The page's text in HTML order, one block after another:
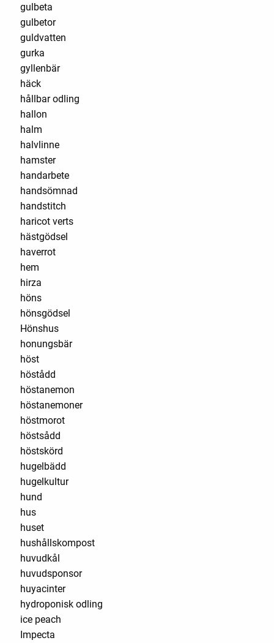
gulbeta
gulbetor
guldvatten
gurka
gyllenbär
häck
hållbar odling
hallon
halm
halvlinne
hamster
handarbete
handsömnad
handstitch
haricot verts
hästgödsel
haverrot
hem
hirza
höns
hönsgödsel
Hönshus
honungsbär
höst
höstådd
höstanemon
höstanemoner
höstmorot
höstsådd
höstskörd
hugelbädd
hugelkultur
hund
hus
huset
hushållskompost
huvudkål
huvudsponsor
huyacinter
hydroponisk odling
ice peach
Impecta